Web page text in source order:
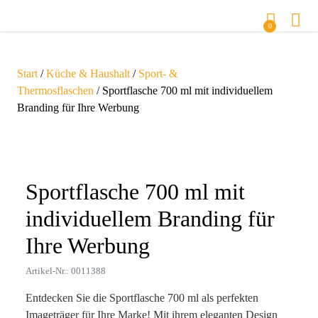
0
Start /Küche & Haushalt / Sport- &
Thermosflaschen / Sportflasche 700 ml mit individuellem
Branding für Ihre Werbung
Sportflasche 700 ml mit
individuellem Branding für
Ihre Werbung
Artikel-Nr.: 0011388
Entdecken Sie die Sportflasche 700 ml als perfekten
Imageträger für Ihre Marke! Mit ihrem eleganten Design